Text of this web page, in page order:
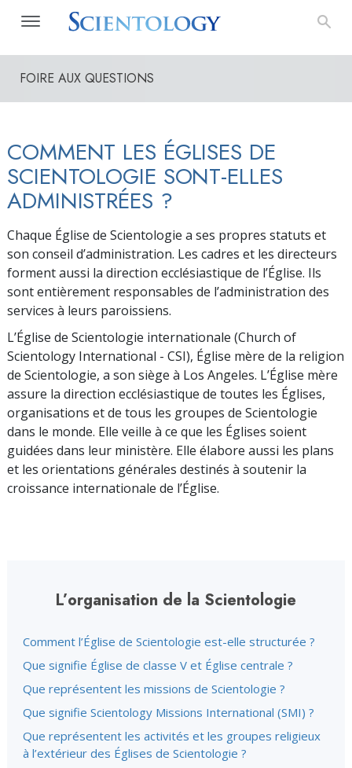
FOIRE AUX QUESTIONS
COMMENT LES ÉGLISES DE
SCIENTOLOGIE SONT-ELLES
ADMINISTRÉES ?
Chaque Église de Scientologie a ses propres statuts et
son conseil d’administration. Les cadres et les directeurs
forment aussi la direction ecclésiastique de l’Église. Ils
sont entièrement responsables de l’administration des
services à leurs paroissiens.
L’Église de Scientologie internationale (Church of
Scientology International - CSI), Église mère de la religion
de Scientologie, a son siège à Los Angeles. L’Église mère
assure la direction ecclésiastique de toutes les Églises,
organisations et de tous les groupes de Scientologie
dans le monde. Elle veille à ce que les Églises soient
guidées dans leur ministère. Elle élabore aussi les plans
et les orientations générales destinés à soutenir la
croissance internationale de l’Église.
L’organisation de la Scientologie
Comment l’Église de Scientologie est-elle structurée ?
Que signifie Église de classe V et Église centrale ?
Que représentent les missions de Scientologie ?
Que signifie Scientology Missions International (SMI) ?
Que représentent les activités et les groupes religieux
à l’extérieur des Églises de Scientologie ?